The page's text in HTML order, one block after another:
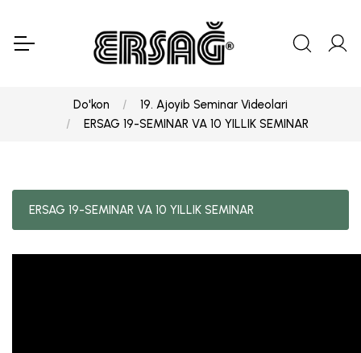
Do'kon
19. Ajoyib Seminar Videolari
ERSAG 19-SEMINAR VA 10 YILLIK SEMINAR
ERSAG 19-SEMINAR VA 10 YILLIK SEMINAR